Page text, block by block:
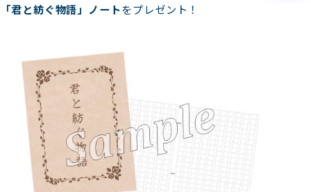
「君と紡ぐ物語」ノートをプレゼント！